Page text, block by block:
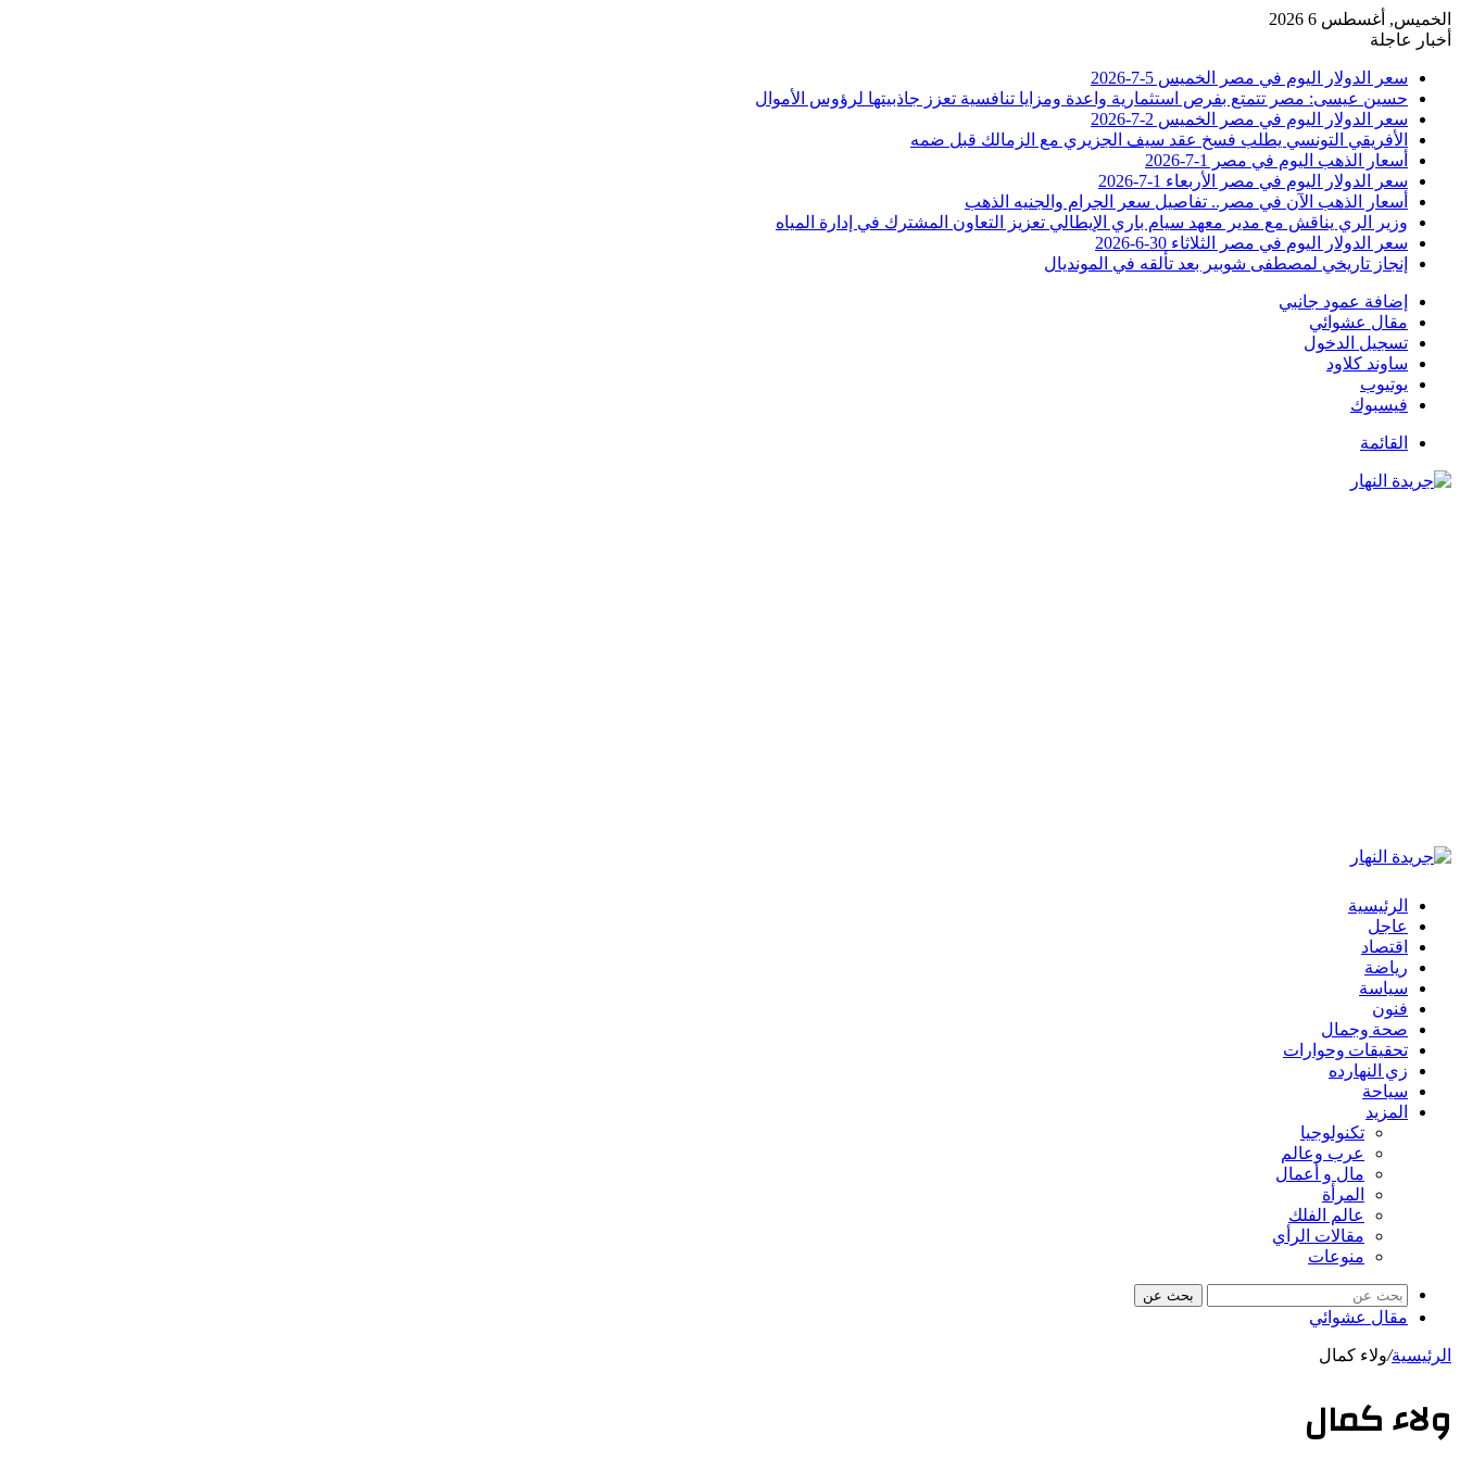
الخميس, أغسطس 6 2026
أخبار عاجلة
سعر الدولار اليوم في مصر الخميس 5-7-2026
حسين عيسى: مصر تتمتع بفرص استثمارية واعدة ومزايا تنافسية تعزز جاذبيتها لرؤوس الأموال
سعر الدولار اليوم في مصر الخميس 2-7-2026
الأفريقي التونسي يطلب فسخ عقد سيف الجزيري مع الزمالك قبل ضمه
أسعار الذهب اليوم في مصر 1-7-2026
سعر الدولار اليوم في مصر الأربعاء 1-7-2026
أسعار الذهب الآن في مصر.. تفاصيل سعر الجرام والجنيه الذهب
وزير الري يناقش مع مدير معهد سيام باري الإيطالي تعزيز التعاون المشترك في إدارة المياه
سعر الدولار اليوم في مصر الثلاثاء 30-6-2026
إنجاز تاريخي لمصطفى شوبير بعد تألقه في المونديال
إضافة عمود جانبي
مقال عشوائي
تسجيل الدخول
ساوند كلاود
يوتيوب
فيسبوك
القائمة
الرئيسية
عاجل
اقتصاد
رياضة
سياسة
فنون
صحة وجمال
تحقيقات وحوارات
زي النهارده
سياحة
المزيد
تكنولوجيا
عرب وعالم
مال و أعمال
المرأة
عالم الفلك
مقالات الرأي
منوعات
بحث عن
مقال عشوائي
الرئيسية/ولاء كمال
ولاء كمال